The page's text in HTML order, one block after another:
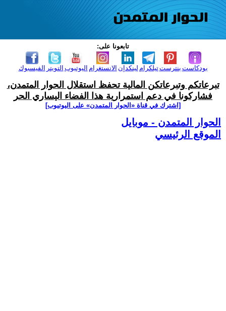
تابعونا على:
الفيسبوك التويتر اليوتيوب الانستغرام لينكدإن تيلكرامبنترست بودكاست
تبرعاتكم وتبرعاتكن المالية تحفظ استقلال الحوار المتمدن،
فشاركونا في دعم استمرارية هذا الفضاء اليساري الحر
[اشترك في قناة ‫«الحوار المتمدن» على اليوتيوب]
الحوار المتمدن - موبايل
الموقع الرئيسي